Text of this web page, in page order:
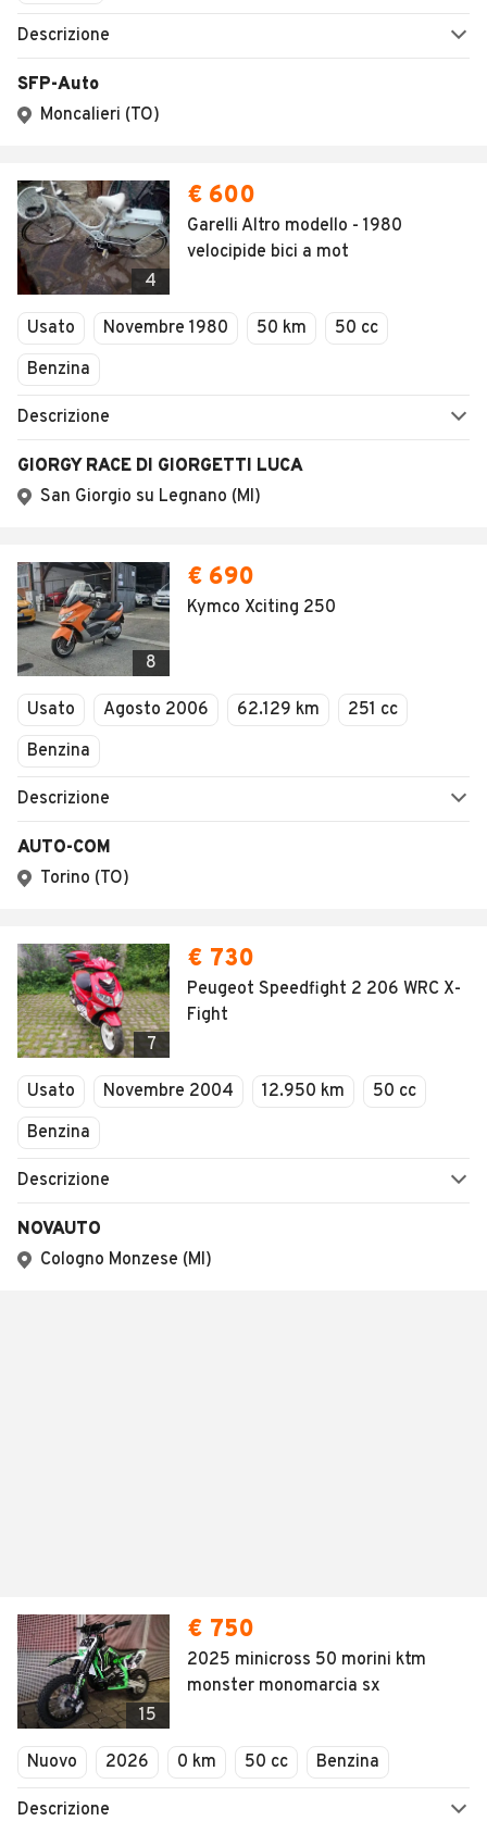
Descrizione
SFP-Auto
Moncalieri (TO)
4
€ 600
Garelli Altro modello - 1980
velocipide bici a mot
Usato Novembre 1980 50 km
50 cc
Benzina
Descrizione
GIORGY RACE DI GIORGETTI LUCA
San Giorgio su Legnano (MI)
8
€ 690
Kymco Xciting 250
Usato Agosto 2006 62.129 km
251 cc
Benzina
Descrizione
AUTO-COM
Torino (TO)
7
€ 730
Peugeot Speedfight 2 206 WRC X-
Fight
Usato Novembre 2004 12.950 km
50 cc
Benzina
Descrizione
NOVAUTO
Cologno Monzese (MI)
15
€ 750
2025 minicross 50 morini ktm
monster monomarcia sx
Nuovo 2026 0 km 50 cc Benzina
Descrizione